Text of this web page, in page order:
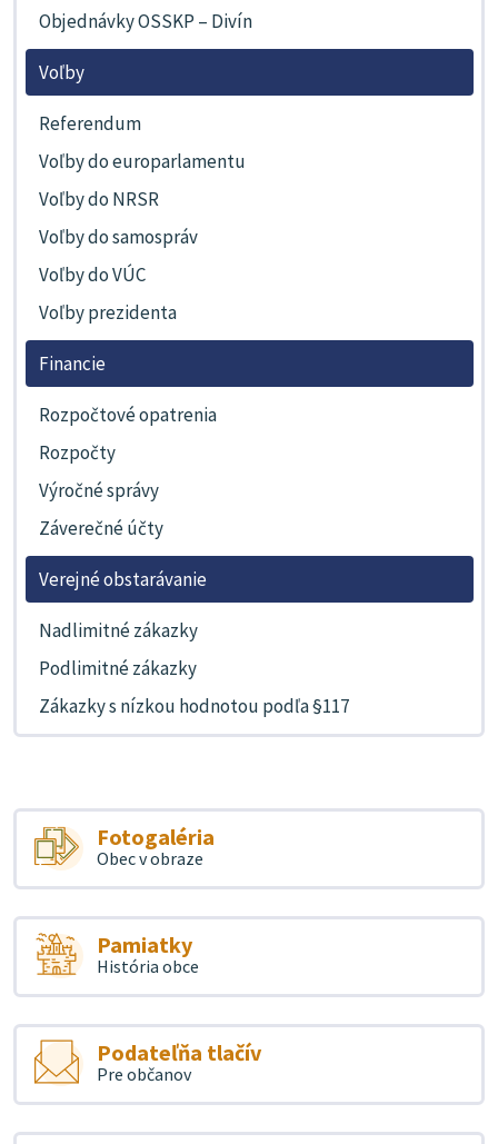
Objednávky OSSKP – Divín
Voľby
Referendum
Voľby do europarlamentu
Voľby do NRSR
Voľby do samospráv
Voľby do VÚC
Voľby prezidenta
Financie
Rozpočtové opatrenia
Rozpočty
Výročné správy
Záverečné účty
Verejné obstarávanie
Nadlimitné zákazky
Podlimitné zákazky
Zákazky s nízkou hodnotou podľa §117
Fotogaléria
Obec v obraze
Pamiatky
História obce
Podateľňa tlačív
Pre občanov